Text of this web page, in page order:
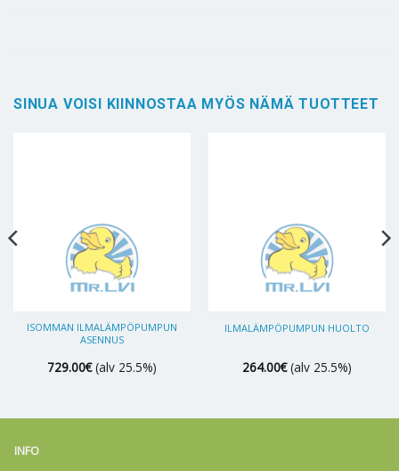
SINUA VOISI KIINNOSTAA MYÖS NÄMÄ TUOTTEET
ISOMMAN ILMALÄMPÖPUMPUN
ASENNUS
729.00€ (alv 25.5%)
ILMALÄMPÖPUMPUN HUOLTO
264.00€ (alv 25.5%)
INFO